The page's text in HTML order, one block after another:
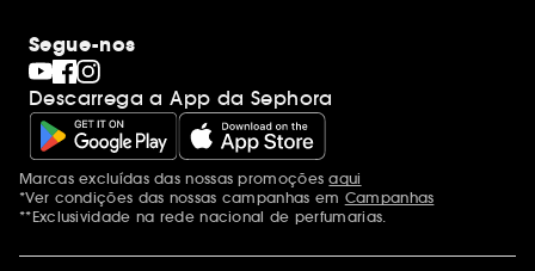
Segue-nos
Descarrega a App da Sephora
Menções adicionais
Marcas excluídas das nossas promoçõesaqui
*Ver condições das nossas campanhas em Campanhas
**Exclusividade na rede nacional de perfumarias.